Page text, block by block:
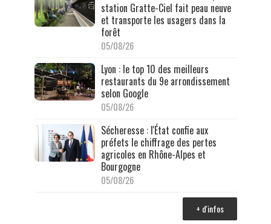
station Gratte-Ciel fait peau neuve
et transporte les usagers dans la
forêt
05/08/26
Lyon : le top 10 des meilleurs
restaurants du 9e arrondissement
selon Google
05/08/26
Sécheresse : l'État confie aux
préfets le chiffrage des pertes
agricoles en Rhône-Alpes et
Bourgogne
05/08/26
+ d'infos